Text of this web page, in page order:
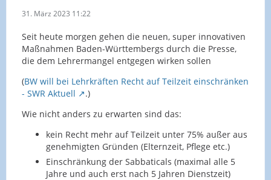
31. März 2023 11:22
Seit heute morgen gehen die neuen, super innovativen
Maßnahmen Baden-Württembergs durch die Presse,
die dem Lehrermangel entgegen wirken sollen
(BW will bei Lehrkräften Recht auf Teilzeit einschränken
- SWR Aktuell
.)
Wie nicht anders zu erwarten sind das:
kein Recht mehr auf Teilzeit unter 75% außer aus
genehmigten Gründen (Elternzeit, Pflege etc.)
Einschränkung der Sabbaticals (maximal alle 5
Jahre und auch erst nach 5 Jahren Dienstzeit)